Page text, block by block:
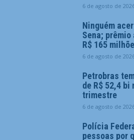
6 de agosto de
Ninguém
Sena; prêmio
R$ 165
6 de agosto de
Petrobras
de R$ 52,4 bi
trimestre
6 de agosto de
Polícia
pessoas por